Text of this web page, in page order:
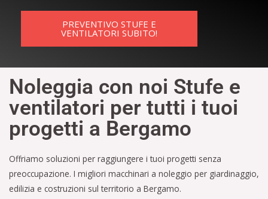
PREVENTIVO STUFE E
VENTILATORI SUBITO!
Noleggia con noi Stufe e
ventilatori per tutti i tuoi
progetti a Bergamo
Offriamo soluzioni per raggiungere i tuoi progetti senza
preoccupazione. I migliori macchinari a noleggio per giardinaggio,
edilizia e costruzioni sul territorio a Bergamo.